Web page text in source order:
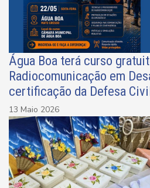
Água Boa terá curso
Radiocomunicação em
certificação da Defesa
13 Maio 2026